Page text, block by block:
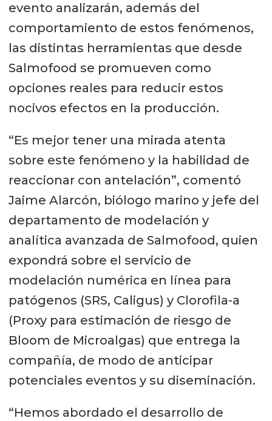
evento analizarán, además del
comportamiento de estos fenómenos,
las distintas herramientas que desde
Salmofood se promueven como
opciones reales para reducir estos
nocivos efectos en la producción.
“Es mejor tener una mirada atenta
sobre este fenómeno y la habilidad de
reaccionar con antelación”, comentó
Jaime Alarcón, biólogo marino y jefe del
departamento de modelación y
analítica avanzada de Salmofood, quien
expondrá sobre el servicio de
modelación numérica en línea para
patógenos (SRS, Caligus) y Clorofila-a
(Proxy para estimación de riesgo de
Bloom de Microalgas) que entrega la
compañía, de modo de anticipar
potenciales eventos y su diseminación.
“Hemos abordado el desarrollo de